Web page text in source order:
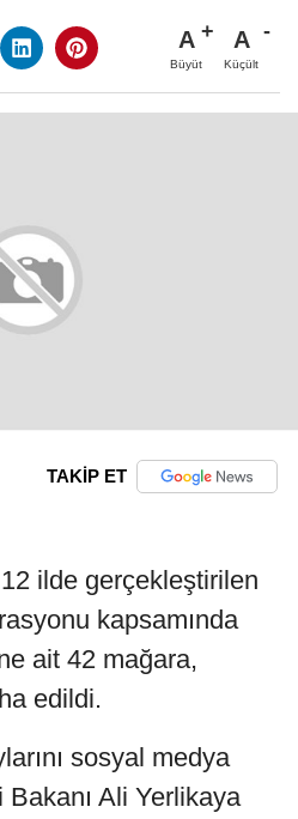
A
Büyüt
A
Küçült
TAKİP ET
12 ilde gerçekleştirilen
kapsamında
ait 42 mağara,
edildi.
sosyal medya
Bakanı Ali Yerlikaya